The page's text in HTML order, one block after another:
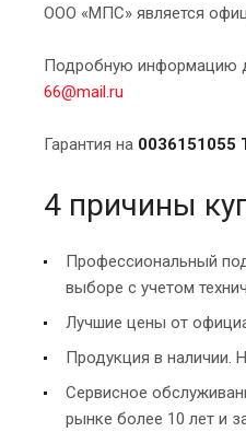
ООО «МПС» является
Подробную информацию
66@mail.ru
Гарантия на 0036151055
4 причины
Профессиональный
выборе с учетом
Лучшие цены от
Продукция в наличии.
Сервисное
рынке более 10 лет и